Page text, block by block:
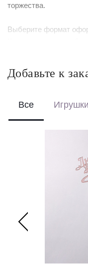
торжества.
Выберите формат
Перевяжем лентой –
Добавьте к
Все Игрушки